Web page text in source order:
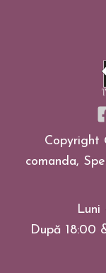
Copyright
comanda,
Luni
După 18:00